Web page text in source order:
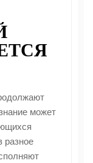
может
разное